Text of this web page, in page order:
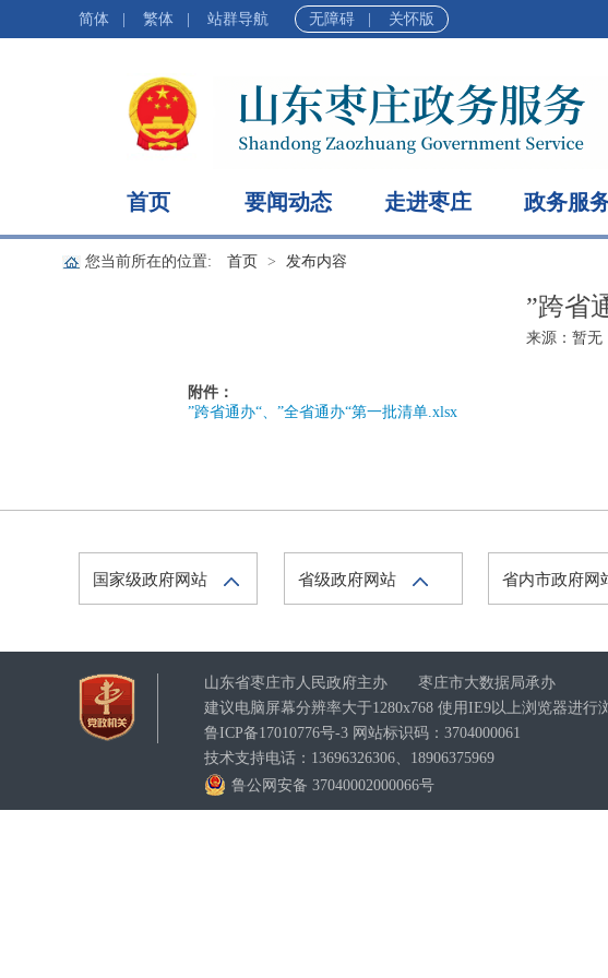
简体 繁体 站群导航 无障碍 关怀版
首页 要闻动态 走进枣庄 政务服
您当前所在的位置: 首页 发布内容
”跨省
来源： 暂无
附件：
”跨省通办“、”全省通办“第一批清单.xlsx
国家级政府网站 省级政府网站 省内市政府网
山东省枣庄市人民政府主办 枣庄市大数据局承办
建议电脑屏幕分辨率大于1280x768 使用IE9以上浏览器进行
鲁ICP备17010776号-3 网站标识码：3704000061
技术支持电话：13696326306、18906375969
鲁公网安备 37040002000066号